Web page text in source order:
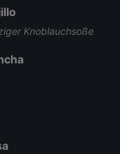
Knoblauchsoße